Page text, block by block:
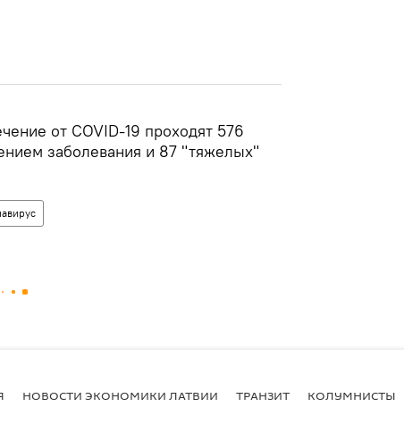
от COVID-19 проходят 576
заболевания и 87 "тяжелых"
НОВОСТИ ЭКОНОМИКИ ЛАТВИИ ТРАНЗИТ КОЛУМНИСТЫ